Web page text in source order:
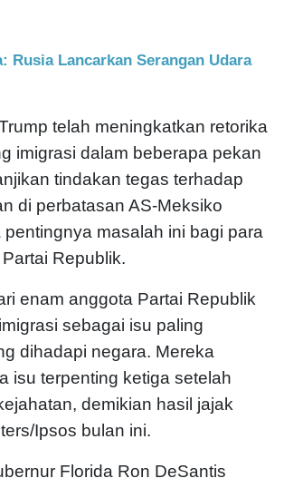
Rusia Lancarkan Serangan Udara
telah meningkatkan retorika
imigrasi dalam beberapa pekan
tindakan tegas terhadap
di perbatasan AS-Meksiko
masalah ini bagi para
Republik.
enam anggota Partai Republik
sebagai isu paling
dihadapi negara. Mereka
isu terpenting ketiga setelah
demikian hasil jajak
Ipsos bulan ini.
Florida Ron DeSantis